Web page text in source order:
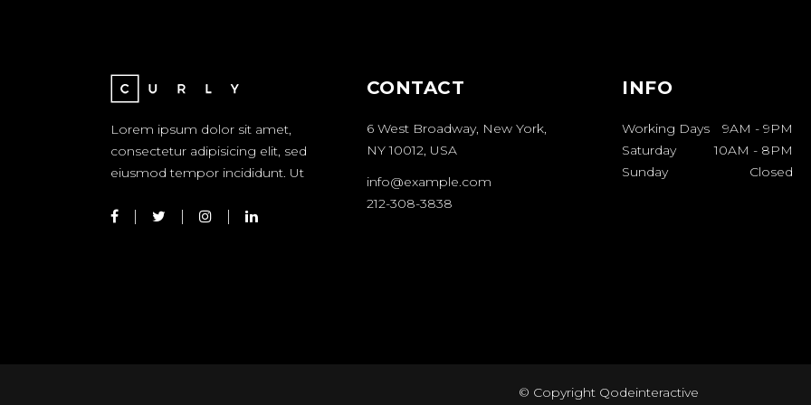
Lorem ipsum dolor sit amet,
consectetur adipisicing elit, sed
eiusmod tempor incididunt. Ut
CONTACT
6 West Broadway, New York,
NY 10012, USA
info@example.com
212-308-3838
INFO
Working Days 9AM - 9PM
Saturday
10AM - 8PM
Sunday
Closed
© CopyrightQodeinteractive